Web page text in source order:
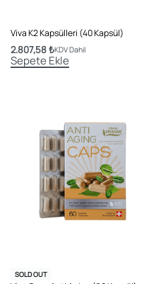
Viva K2 Kapsülleri (40 Kapsül)
2.807,58₺KDV Dahil
Sepete Ekle
SOLD OUT